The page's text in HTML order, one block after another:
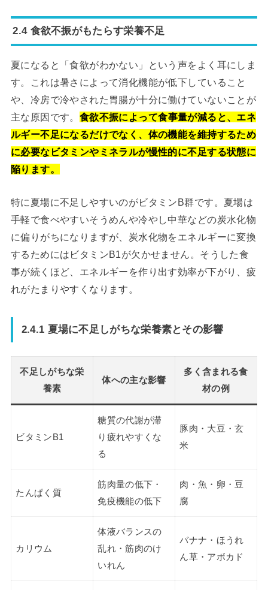
2.4 食欲不振がもたらす栄養不足
夏になると「食欲がわかない」という声をよく耳にしま
す。これは暑さによって消化機能が低下していること
や、冷房で冷やされた胃腸が十分に働けていないことが
主な原因です。 食欲不振によって食事量が減ると、エネ
ルギー不足になるだけでなく、体の機能を維持するため
に必要なビタミンやミネラルが慢性的に不足する状態に
陥ります。
特に夏場に不足しやすいのがビタミンB群です。夏場は
手軽で食べやすいそうめんや冷やし中華などの炭水化物
に偏りがちになりますが、炭水化物をエネルギーに変換
するためにはビタミンB1が欠かせません。そうした食
事が続くほど、エネルギーを作り出す効率が下がり、疲
れがたまりやすくなります。
2.4.1 夏場に不足しがちな栄養素とその影響
不足しがちな栄
養素
体への主な影響
多く含まれる食
材の例
ビタミンB1
糖質の代謝が滞
り疲れやすくな
る
豚肉・大豆・玄
米
たんぱく質
筋肉量の低下・
免疫機能の低下
肉・魚・卵・豆
腐
カリウム
体液バランスの
乱れ・筋肉のけ
いれん
バナナ・ほうれ
ん草・アボカド